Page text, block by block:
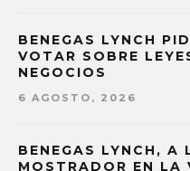
BENEGAS LYNCH
VOTAR SOBRE
NEGOCIOS
6 AGOSTO, 2026
BENEGAS LYNCH, A
MOSTRADOR EN LA